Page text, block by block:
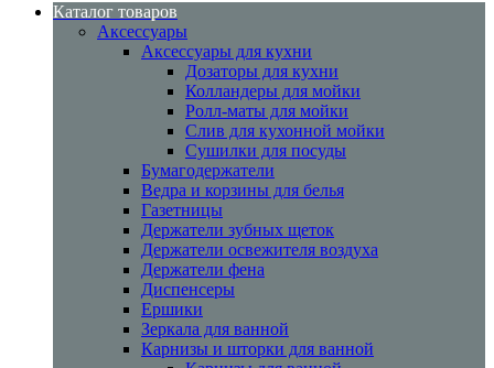
Каталог товаров
Аксессуары
Аксессуары для кухни
Дозаторы для кухни
Колландеры для мойки
Ролл-маты для мойки
Слив для кухонной мойки
Сушилки для посуды
Бумагодержатели
Ведра и корзины для белья
Газетницы
Держатели зубных щеток
Держатели освежителя воздуха
Держатели фена
Диспенсеры
Ершики
Зеркала для ванной
Карнизы и шторки для ванной